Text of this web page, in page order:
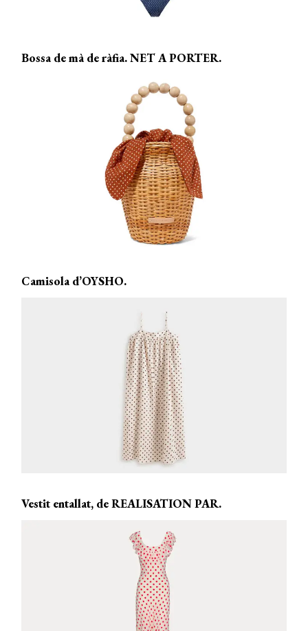
Bossa de mà de ràfia. NET A PORTER.
Camisola d’OYSHO.
Vestit entallat, de REALISATION PAR.